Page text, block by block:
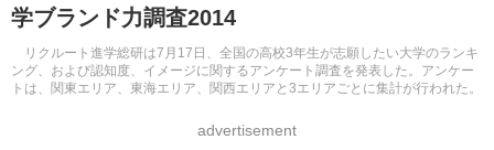
自由研究教材（小学生向け） 自由研究教材（中学生向け）
学ブランド力調査2014
リクルート進学総研は7月17日、全国の高校3年生が志願したい大学のランキ
ング、および認知度、イメージに関するアンケート調査を発表した。アンケー
トは、関東エリア、東海エリア、関西エリアと3エリアごとに集計が行われた。
advertisement